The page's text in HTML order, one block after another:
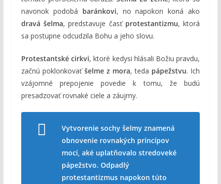
navonok podobá baránkovi, no napokon koná ako
dravá šelma, predstavuje časť protestantizmu, ktorá
sa postupne odcudzila Bohu a jeho slovu.
Protestantské cirkvi, ktoré kedysi hlásali Božiu pravdu,
začnú poklonkovaťšelme z mora, teda pápežstvu. Ich
vzájomné prepojenie povedie k tomu, že budú
presadzovať rovnaké ciele a záujmy.
Vytvorenie sochy šelmy znamená
obnovenie rovnakých princípov
moci, aké uplatňovalo stredoveké
pápežstvo. Odpadlý
protestantizmus napokon túto